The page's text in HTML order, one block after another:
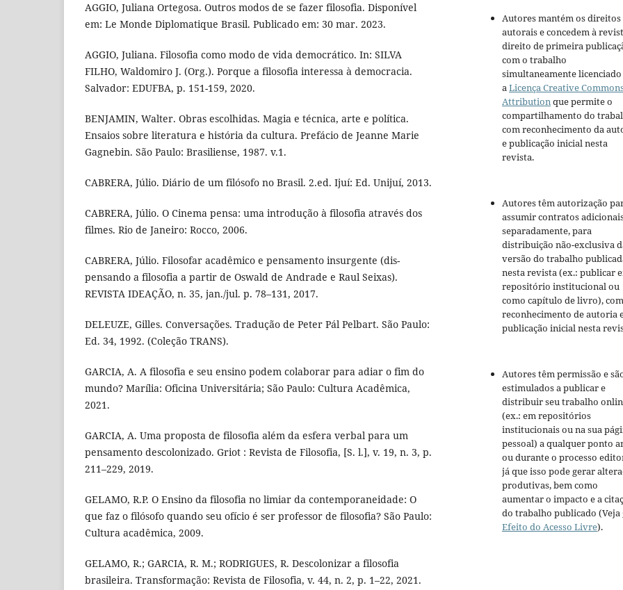
AGGIO, Juliana Ortegosa. Outros modos de se fazer filosofia. Disponível
em: Le Monde Diplomatique Brasil. Publicado em: 30 mar. 2023.
AGGIO, Juliana. Filosofia como modo de vida democrático. In: SILVA
FILHO, Waldomiro J. (Org.). Porque a filosofia interessa à democracia.
Salvador: EDUFBA, p. 151-159, 2020.
BENJAMIN, Walter. Obras escolhidas. Magia e técnica, arte e política.
Ensaios sobre literatura e história da cultura. Prefácio de Jeanne Marie
Gagnebin. São Paulo: Brasiliense, 1987. v.1.
CABRERA, Júlio. Diário de um filósofo no Brasil. 2.ed. Ijuí: Ed. Unijuí, 2013.
CABRERA, Júlio. O Cinema pensa: uma introdução à filosofia através dos
filmes. Rio de Janeiro: Rocco, 2006.
CABRERA, Júlio. Filosofar acadêmico e pensamento insurgente (dis-
pensando a filosofia a partir de Oswald de Andrade e Raul Seixas).
REVISTA IDEAÇÃO, n. 35, jan./jul. p. 78–131, 2017.
DELEUZE, Gilles. Conversações. Tradução de Peter Pál Pelbart. São Paulo:
Ed. 34, 1992. (Coleção TRANS).
GARCIA, A. A filosofia e seu ensino podem colaborar para adiar o fim do
mundo? Marília: Oficina Universitária; São Paulo: Cultura Acadêmica,
2021.
GARCIA, A. Uma proposta de filosofia além da esfera verbal para um
pensamento descolonizado. Griot : Revista de Filosofia, [S. l.], v. 19, n. 3, p.
211–229, 2019.
GELAMO, R.P. O Ensino da filosofia no limiar da contemporaneidade: O
que faz o filósofo quando seu ofício é ser professor de filosofia? São Paulo:
Cultura acadêmica, 2009.
GELAMO, R.; GARCIA, R. M.; RODRIGUES, R. Descolonizar a filosofia
brasileira. Transformação: Revista de Filosofia, v. 44, n. 2, p. 1–22, 2021.
Autores mantém os direitos
autorais e concedem à
direito de primeira
com o trabalho
simultaneamente
aLicença Creative
Attributionque permite o
compartilhamento do
com reconhecimento da
e publicação inicial nesta
revista.
Autores têm autorização
assumir contratos
separadamente, para
distribuição não-exclusiva
versão do trabalho
nesta revista (ex.: publicar
repositório institucional ou
como capítulo de livro), com
reconhecimento de autoria
publicação inicial nesta
Autores têm permissão e
estimulados a publicar e
distribuir seu trabalho
(ex.: em repositórios
institucionais ou na sua
pessoal) a qualquer ponto
ou durante o processo
já que isso pode gerar
produtivas, bem como
aumentar o impacto e a
do trabalho publicado (Veja
Efeito do Acesso Livre).